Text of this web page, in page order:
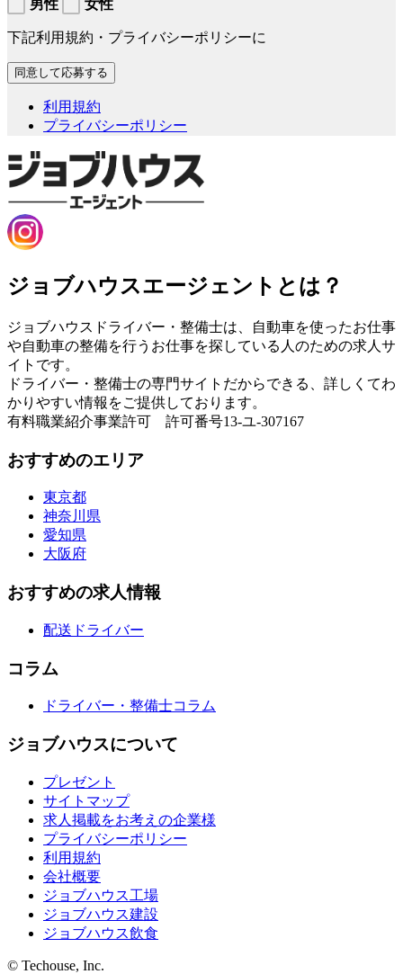
男性 女性
下記利用規約・プライバシーポリシーに
利用規約
プライバシーポリシー
ジョブハウスエージェントとは？
ジョブハウスドライバー・整備士は、自動車を使ったお仕事
や自動車の整備を行うお仕事を探している人のための求人サ
イトです。
ドライバー・整備士の専門サイトだからできる、詳しくてわ
かりやすい情報をご提供しております。
有料職業紹介事業許可 許可番号13-ユ-307167
おすすめのエリア
東京都
神奈川県
愛知県
大阪府
おすすめの求人情報
配送ドライバー
コラム
ドライバー・整備士コラム
ジョブハウスについて
プレゼント
サイトマップ
求人掲載をお考えの企業様
プライバシーポリシー
利用規約
会社概要
ジョブハウス工場
ジョブハウス建設
ジョブハウス飲食
© Techouse, Inc.